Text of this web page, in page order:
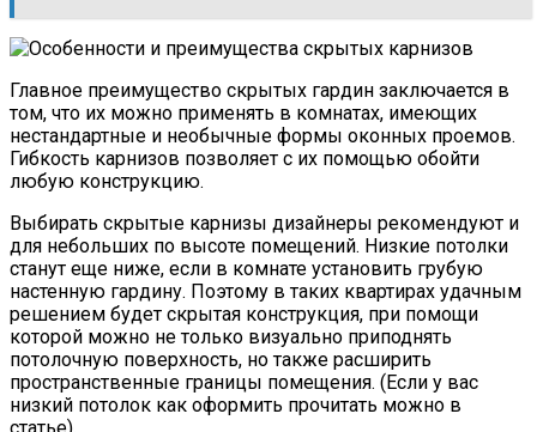
Главное преимущество скрытых гардин заключается в
том, что их можно применять в комнатах, имеющих
нестандартные и необычные формы оконных проемов.
Гибкость карнизов позволяет с их помощью обойти
любую конструкцию.
Выбирать скрытые карнизы дизайнеры рекомендуют и
для небольших по высоте помещений. Низкие потолки
станут еще ниже, если в комнате установить грубую
настенную гардину. Поэтому в таких квартирах удачным
решением будет скрытая конструкция, при помощи
которой можно не только визуально приподнять
потолочную поверхность, но также расширить
пространственные границы помещения. (Если у вас
низкий потолок как оформить прочитать можно в